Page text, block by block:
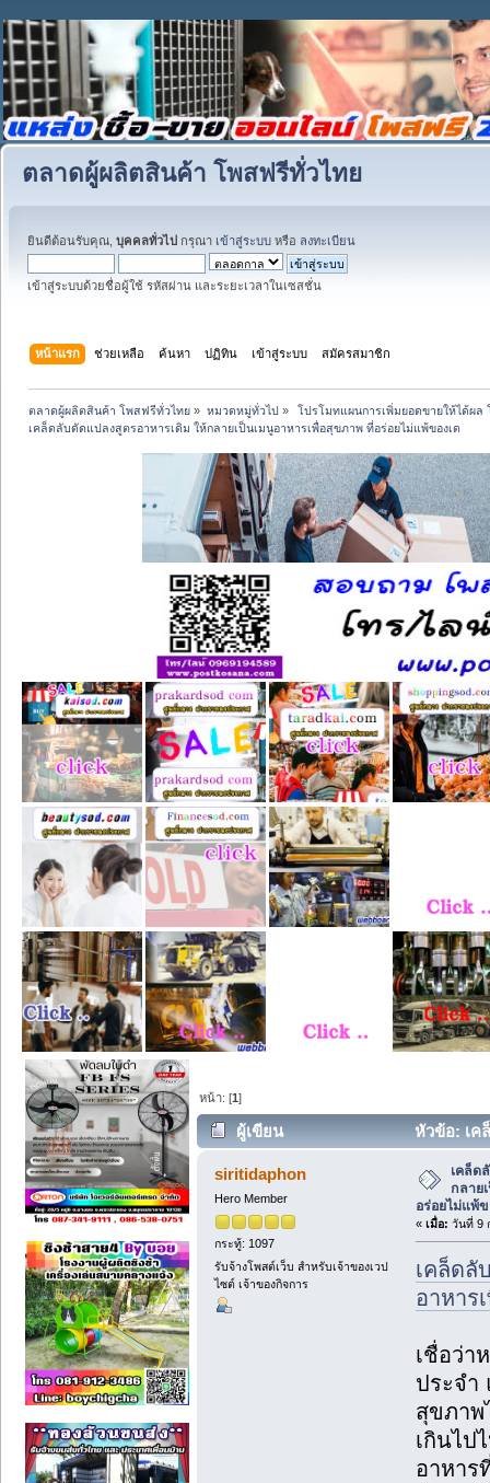
ตลาดผู้ผลิตสินค้า โพสฟรีทั่วไทย
ยินดีต้อนรับคุณ, บุคคลทั่วไป กรุณา เข้าสู่ระบบ หรือ ลงทะเบียน
เข้าสู่ระบบด้วยชื่อผู้ใช้ รหัสผ่าน และระยะเวลาในเซสชั่น
หน้าแรก ช่วยเหลือ ค้นหา ปฏิทิน เข้าสู่ระบบ สมัครสมาชิก
ตลาดผู้ผลิตสินค้า โพสฟรีทั่วไทย » หมวดหมู่ทั่วไป»
โปรโมทแผนการเพิ่มยอดขายให้ได้ผล
เคล็ดลับดัดแปลงสูตรอาหารเดิม ให้กลายเป็นเมนูอาหารเพื่อสุขภาพ ที่อร่อยไม่แพ้ของเด
หน้า: [1]
ผู้เขียน
หัวข้อ: เค
สุขภาพ ที่อร่อยไม่แพ้ของเด (อ่าน 16 ครั้
siritidaphon
Hero Member
กระทู้: 1097
รับจ้างโพสต์เว็บ สำหรับเจ้าของเวป
ไซต์ เจ้าของกิจการ
เคล็ด
กลาย
อร่อยไม่แพ้ข
« เมื่อ: วันที่ 9
เคล็ดลั
อาหาร
เชื่อว่า
ประจำ
สุขภาพ
เกินไป
อาหาร